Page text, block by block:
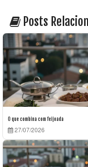
Posts
O que combina com feijoada
27/07/2026